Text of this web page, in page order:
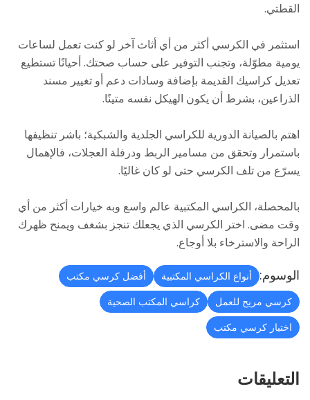
القطتي.
استثمر في الكرسي أكثر من أي أثاث آخر لو كنت تعمل لساعات
يومية مطوّلة، وتجنب التوفير على حساب صحتك. أحيانًا تستطيع
تعديل كراسيك القديمة بإضافة وسادات دعم أو تغيير مسند
الذراعين، بشرط أن يكون الهيكل نفسه متينًا.
اهتم بالصيانة الدورية للكراسي الجلدية والشبكية؛ باشر تنظيفها
باستمرار وتحقق من مسامير الربط ودرفلة العجلات، فالإهمال
يسرّع من تلف الكرسي حتى لو كان غاليًا.
بالمحصلة، الكراسي المكتبية عالم واسع وبه خيارات أكثر من أي
وقت مضى. اختر الكرسي الذي يجعلك تنجز بشغف ويمنح ظهرك
الراحة والاسترخاء بلا أوجاع.
الوسوم: أنواع الكراسي المكتبية
أفضل كرسي مكتب
كرسي مريح للعمل
كراسي المكتب الصحية
اختيار كرسي مكتب
التعليقات